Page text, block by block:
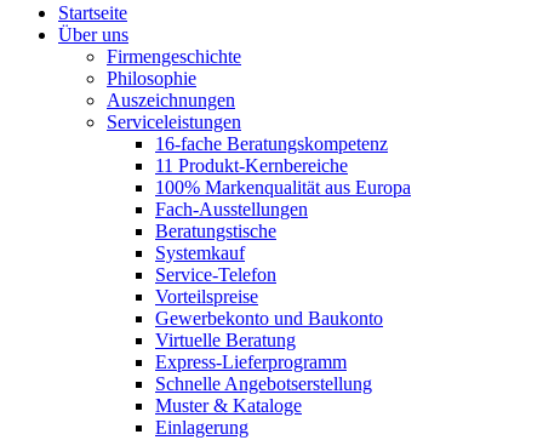
Startseite
Über uns
Firmengeschichte
Philosophie
Auszeichnungen
Serviceleistungen
16-fache Beratungskompetenz
11 Produkt-Kernbereiche
100% Markenqualität aus Europa
Fach-Ausstellungen
Beratungstische
Systemkauf
Service-Telefon
Vorteilspreise
Gewerbekonto und Baukonto
Virtuelle Beratung
Express-Lieferprogramm
Schnelle Angebotserstellung
Muster & Kataloge
Einlagerung